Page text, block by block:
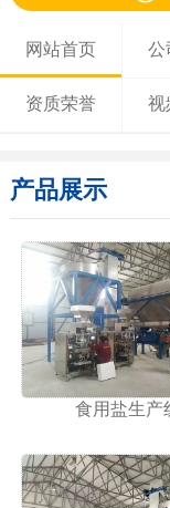
网站首页 公
资质荣誉 视
产品展示
食用盐生产